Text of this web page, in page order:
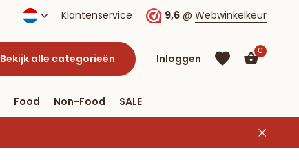
Klantenservice 9,6 @ Webwinkelkeur
Bekijk alle categorieën Inloggen
0
Food Non-Food SALE